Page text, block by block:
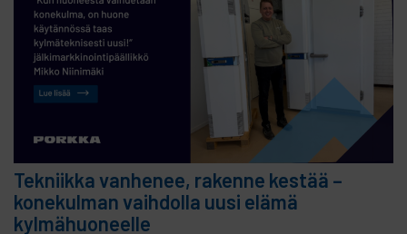
Tekniikka vanhenee, rakenne kestää –
konekulman vaihdolla uusi elämä
kylmähuoneelle